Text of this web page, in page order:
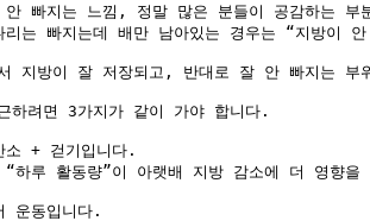
안 빠지는 느낌, 정말 많은 분들이 공감하는 부
리는 빠지는데 배만 남아있는 경우는 “지방이
지방이 잘 저장되고, 반대로 잘 안 빠지는 부
하려면 3가지가 같이 가야 합니다.
소 + 걷기입니다.
“하루 활동량”이 아랫배 지방 감소에 더 영향
운동입니다.